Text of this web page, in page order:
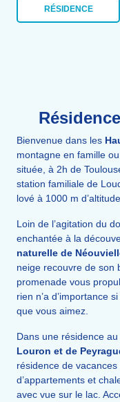
RÉSIDENCE
Bienvenue dans les
montagne en famille
située, à 2h de
station familiale de
lové à 1000 m d’altitude.
Loin de l’agitation du
enchantée à la
naturelle de
neige recouvre de son
promenade vous
rien n’a d’importance
que vous aimez.
Dans une résidence au
Louron et de
résidence de
d’appartements et
avec vue sur le lac.